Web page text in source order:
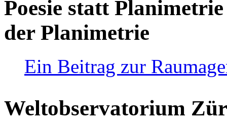
Poesie statt
der Planimetrie
Ein Beitrag zur
Weltobservatorium